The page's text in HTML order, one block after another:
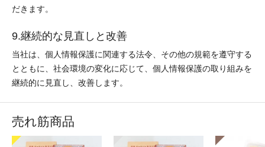
だきます。
9.継続的な見直しと改善
当社は、個人情報保護に関連する法令、その他の規範を遵守する
とともに、社会環境の変化に応じて、個人情報保護の取り組みを
継続的に見直し、改善します。
売れ筋商品